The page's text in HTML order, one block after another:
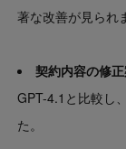
著な改善が見られ
契約内容の修
GPT-4.1と比較し
た。